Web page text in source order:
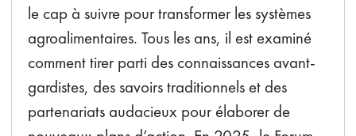
le cap à suivre pour transformer les systèmes
agroalimentaires. Tous les ans, il est examiné
comment tirer parti des connaissances avant-
gardistes, des savoirs traditionnels et des
partenariats audacieux pour élaborer de